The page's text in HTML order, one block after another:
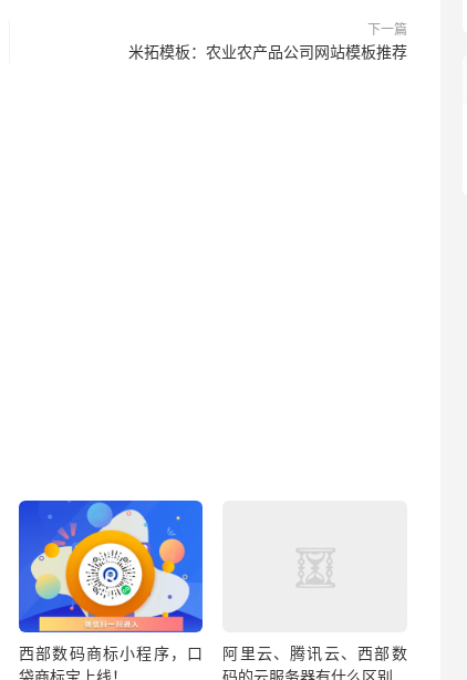
下一篇
米拓模板：农业农产品公司网站模板推荐
西部数码商标小程序，口
阿里云、腾讯云、西部数